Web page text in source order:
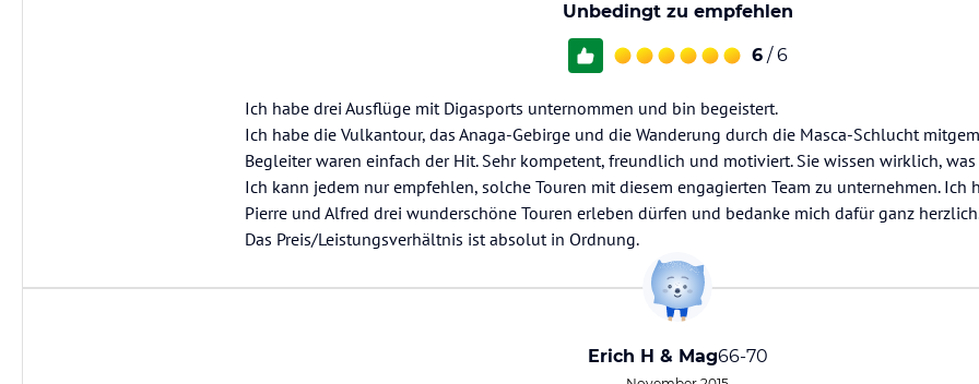
Unbedingt zu empfehlen
6 / 6
Ich habe drei Ausflüge mit Digasports unternommen und bin begeistert.
Ich habe die Vulkantour, das Anaga-Gebirge und die Wanderung durch die Masca-Schlucht
Begleiter waren einfach der Hit. Sehr kompetent, freundlich und motiviert. Sie wissen wirklich,
Ich kann jedem nur empfehlen, solche Touren mit diesem engagierten Team zu unternehmen. Ich
Pierre und Alfred drei wunderschöne Touren erleben dürfen und bedanke mich dafür ganz
Das Preis/Leistungsverhältnis ist absolut in Ordnung.
Erich H & Mag66-70